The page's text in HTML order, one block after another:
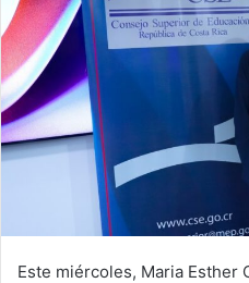
Este miércoles, Maria Esther